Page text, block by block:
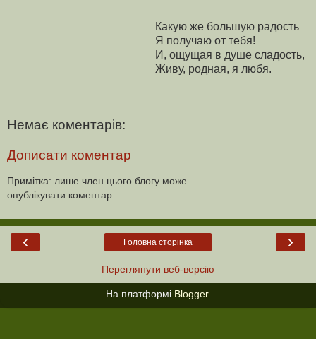
Какую же большую радость
Я получаю от тебя!
И, ощущая в душе сладость,
Живу, родная, я любя.
Немає коментарів:
Дописати коментар
Примітка: лише член цього блогу може
опублікувати коментар.
‹ ›
Головна сторінка
Переглянути веб-версію
На платформі Blogger.